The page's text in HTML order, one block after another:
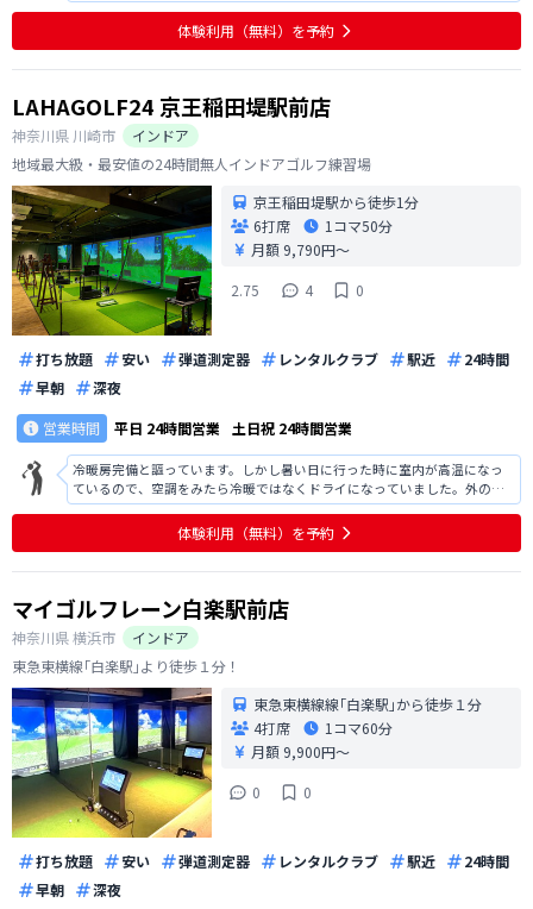
体験利用（無料）を予約
LAHAGOLF24 京王稲田堤駅前店
神奈川県 川崎市
インドア
地域最大級・最安値の24時間無人インドアゴルフ練習場
京王稲田堤駅から徒歩1分
6打席
1コマ50分
月額 9,790円〜
2.75
4 0
打ち放題 安い 弾道測定器 レンタルクラブ 駅近
24時間
早朝
深夜
営業時間
平日 24時間営業 土日祝 24時間営業
冷暖房完備と謳っています。しかし暑い日に行った時に室内が高温になっ
ているので、空調をみたら冷暖ではなくドライになっていました。外の方
が涼しかったです。スポーツをする場所ですが、密閉空間ですのであまり
汗はかきたくありません。これからの暑い時期はドライではなく冷房でお
体験利用（無料）を予約
マイゴルフレーン白楽駅前店
神奈川県横浜市
インドア
東急東横線｢白楽駅｣より徒歩１分！
東急東横線線｢白楽駅｣から徒歩１分
4打席
1コマ60分
月額 9,900円〜
0
0
打ち放題 安い 弾道測定器 レンタルクラブ 駅近
24時間
早朝
深夜